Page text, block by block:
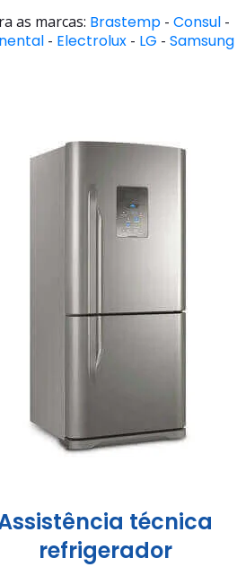
as marcas: Brastemp- Consul-
- Electrolux - LG - Samsung
técnica
refrigerador